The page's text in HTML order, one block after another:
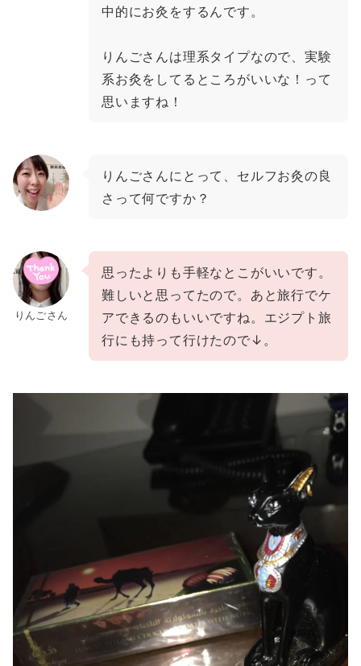
中的にお灸をするんです。
りんごさんは理系タイプなので、実験
系お灸をしてるところがいいな！って
思いますね！
りんごさんにとって、セルフお灸の良
さって何ですか？
りんごさん
思ったよりも手軽なとこがいいです。
難しいと思ってたので。あと旅行でケ
アできるのもいいですね。エジプト旅
行にも持って行けたので↓。